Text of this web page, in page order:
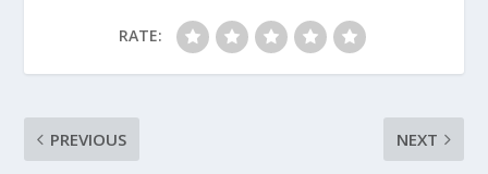
RATE:
PREVIOUS NEXT